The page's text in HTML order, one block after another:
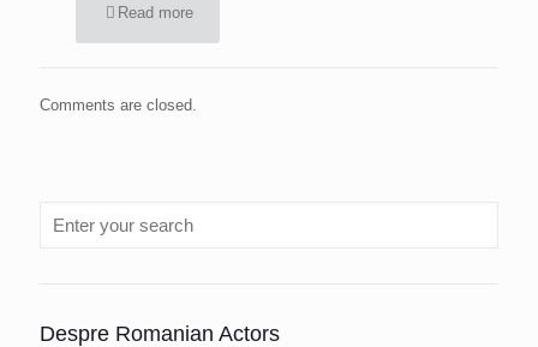
Read more
Comments are closed.
Despre Romanian Actors